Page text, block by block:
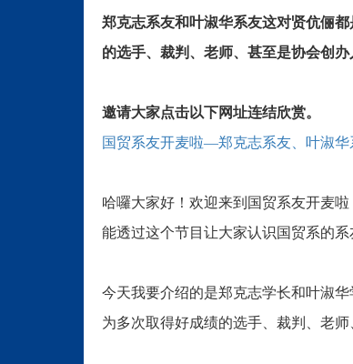
郑克志系友和叶淑华系友这对贤伉俪
的选手、裁判、老师、甚至是协会创
邀请大家点击以下网址连结欣赏。
国贸系友开麦啦—郑克志系友、叶淑华
哈囉大家好！欢迎来到国贸系友开麦
能透过这个节目让大家认识国贸系的
今天我要介绍的是郑克志学长和叶淑
为多次取得好成绩的选手、裁判、老